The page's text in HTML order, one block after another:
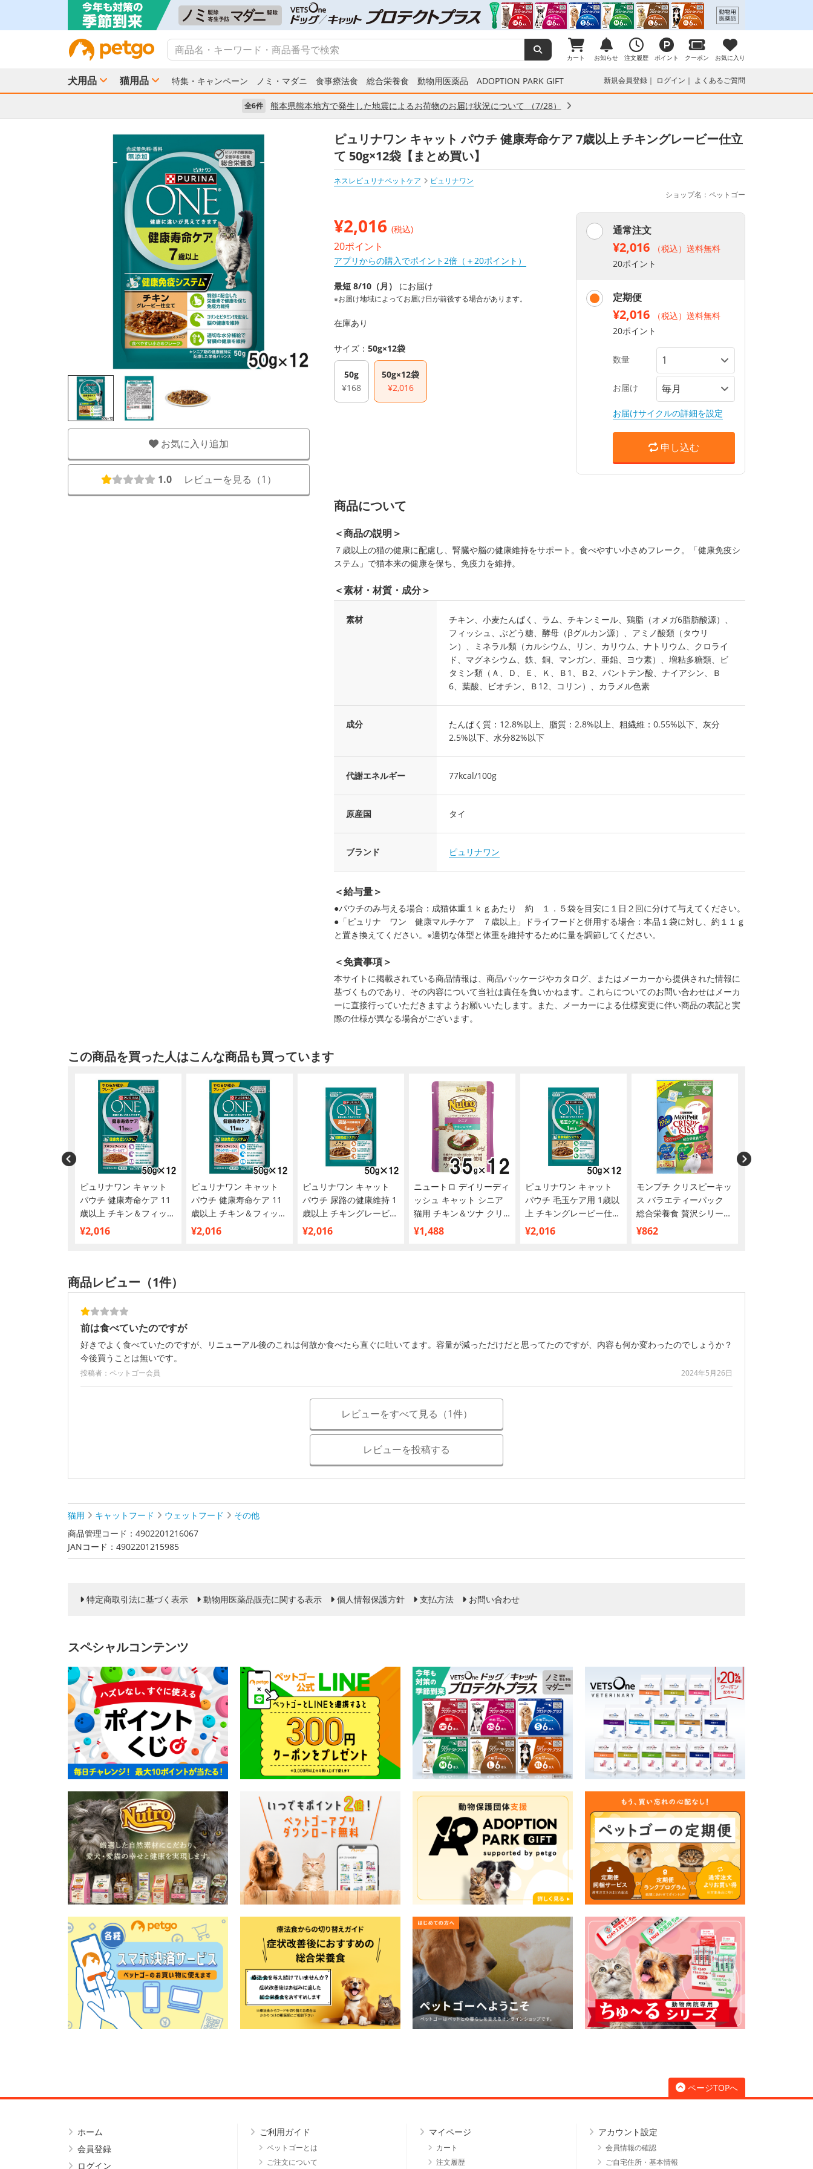
カート お知らせ 注文履歴 ポイント クーポン お気に入り
犬用品 猫用品 特集・キャンペーン ノミ・マダニ 食事療法食 総合栄養食 動物用医薬品 ADOPTION PARK GIFT 新規会員登録 ログイン よくあるご質問
全6件 熊本県熊本地方で発生した地震によるお荷物のお届け状況について （7/28）
お気に入り追加
1.0 レビューを見る（1 ）
ピュリナワン キャット パウチ 健康寿命ケア 7歳以上 チキングレービー仕立
て 50g×12袋【まとめ買い】
ネスレピュリナペットケア
ピュリナワン
ショップ名：ペットゴー
¥2,016 (税込)
20ポイント
アプリからの購入でポイント2倍（＋20ポイント）
最短 8/10（月） にお届け
※お届け地域によってお届け日が前後する場合があります。
在庫あり
サイズ： 50g×12袋
50g
¥168
50g×12袋
¥2,016
通常注文
¥2,016
（税込）送料無料
20ポイント
定期便
¥2,016
（税込）送料無料
20ポイント
数量
お届け
お届けサイクルの詳細を設定
申し込む
商品について
＜商品の説明＞
７歳以上の猫の健康に配慮し、腎臓や脳の健康維持をサポート。食べやすい小さめフレーク。「健康免疫シ
ステム」で猫本来の健康を保ち、免疫力を維持。
＜素材・材質・成分＞
素材
チキン、小麦たんぱく、ラム、チキンミール、鶏脂（オメガ6脂肪酸源）、
フィッシュ、ぶどう糖、酵母（βグルカン源）、アミノ酸類（タウリ
ン）、ミネラル類（カルシウム、リン、カリウム、ナトリウム、クロライ
ド、マグネシウム、鉄、銅、マンガン、亜鉛、ヨウ素）、増粘多糖類、ビ
タミン類（Ａ、Ｄ、Ｅ、Ｋ、Ｂ1、Ｂ2、パントテン酸、ナイアシン、Ｂ
6、葉酸、ビオチン、Ｂ12、コリン）、カラメル色素
成分
たんぱく質：12.8%以上、脂質：2.8%以上、粗繊維：0.55%以下、灰分
2.5%以下、水分82%以下
代謝エネルギー 77kcal/100g
原産国 タイ
ブランド ピュリナワン
＜給与量＞
●パウチのみ与える場合：成猫体重１ｋｇあたり 約 １．５袋を目安に１日２回に分けて与えてください。
●「ピュリナ ワン 健康マルチケア ７歳以上」ドライフードと併用する場合：本品１袋に対し、約１１ｇ
と置き換えてください。※適切な体型と体重を維持するために量を調節してください。
＜免責事項＞
本サイトに掲載されている商品情報は、商品パッケージやカタログ、またはメーカーから提供された情報に
基づくものであり、その内容について当社は責任を負いかねます。これらについてのお問い合わせはメーカ
ーに直接行っていただきますようお願いいたします。また、メーカーによる仕様変更に伴い商品の表記と実
際の仕様が異なる場合がございます。
この商品を買った人はこんな商品も買っています
ピュリナワン キャット
パウチ 健康寿命ケア 11
歳以上 チキン＆フィッシ
ュ グレービー仕立て
50g×12袋【まとめ買い】
¥2,016
ピュリナワン キャット
パウチ 健康寿命ケア 11
歳以上 チキン＆フィッシ
ュ ゼリー仕立て 50g×12
袋【まとめ買い】
¥2,016
ピュリナワン キャット
パウチ 尿路の健康維持 1
歳以上 チキングレービー
仕立て 50g×12袋【まと
め買い】
¥2,016
ニュートロ デイリーディ
ッシュ キャット シニア
猫用 チキン＆ツナ クリ
ーミーなペーストタイプ
パウチ 35g×12個【まと
¥1,488
ピュリナワン キャット
パウチ 毛玉ケア用 1歳以
上 チキングレービー仕立
て 50g×12袋【まとめ買
い】
¥2,016
モンプチ クリスピーキッ
ス バラエティーパック
総合栄養食 贅沢シリーズ
126g
¥862
商品レビュー（1件）
前は食べていたのですが
好きでよく食べていたのですが、リニューアル後のこれは何故か食べたら直ぐに吐いてます。容量が減っただけだと思ってたのですが、内容も何か変わったのでしょうか？
今後買うことは無いです。
投稿者：ペットゴー会員 2024年5月26日
レビューをすべて見る（1件）
レビューを投稿する
猫用 キャットフード ウェットフード
その他
商品管理コード：4902201216067
JANコード：4902201215985
特定商取引法に基づく表示 動物用医薬品販売に関する表示 個人情報保護方針 支払方法 お問い合わせ
スペシャルコンテンツ
ページTOPへ
ホーム
会員登録
ログイン
ご利用ガイド
ペットゴーとは
ご注文について
マイページ
カート
注文履歴
アカウント設定
会員情報の確認
ご自宅住所・基本情報